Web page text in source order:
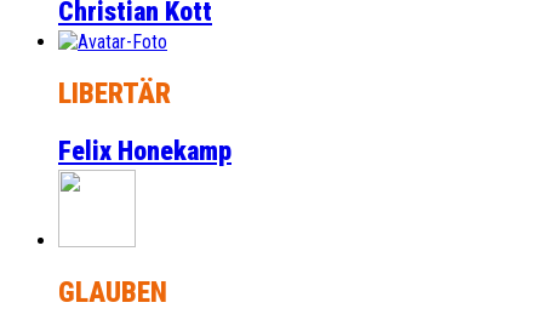
Christian Kott
LIBERTÄR
Felix Honekamp
GLAUBEN